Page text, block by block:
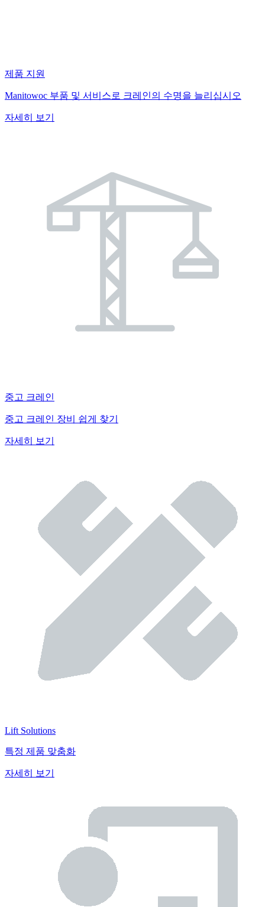
제품 지원
Manitowoc 부품 및 서비스로 크레인의 수명을 늘리십시오
자세히 보기
중고 크레인
중고 크레인 장비 쉽게 찾기
자세히 보기
Lift Solutions
특정 제품 맞춤화
자세히 보기